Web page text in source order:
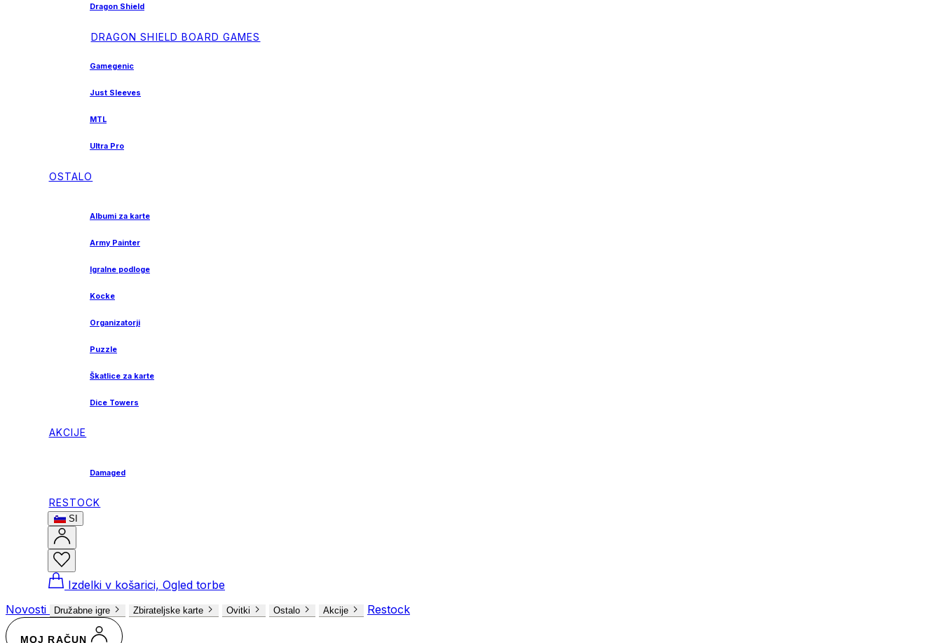
Dragon Shield
DRAGON SHIELD BOARD GAMES
Gamegenic
Just Sleeves
MTL
Ultra Pro
OSTALO
Albumi za karte
Army Painter
Igralne podloge
Kocke
Organizatorji
Puzzle
Škatlice za karte
Dice Towers
AKCIJE
Damaged
RESTOCK
SI
Izdelki v košarici, Ogled torbe
Novosti
Družabne igre Zbirateljske karte Ovitki Ostalo Akcije Restock
MOJ RAČUN